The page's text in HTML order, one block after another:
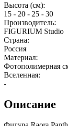
Высота (см):
15 - 20 - 25 - 30
Производитель:
FIGURIUM Studio
Страна:
Россия
Материал:
Фотополимерная
Вселенная:
-
Описание